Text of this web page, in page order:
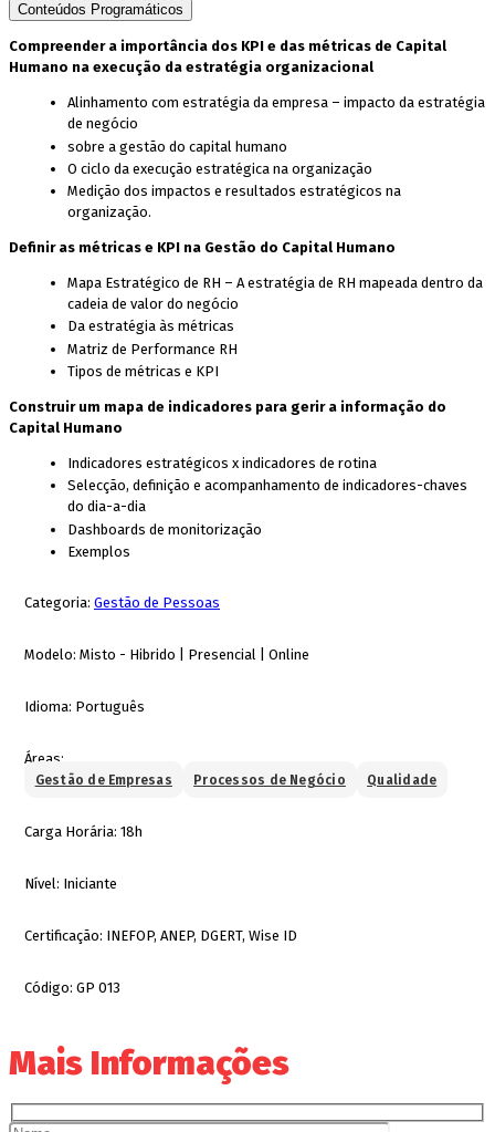
Conteúdos Programáticos
Compreender a importância dos KPI e das métricas de Capital
Humano na execução da estratégia organizacional
Alinhamento com estratégia da empresa – impacto da estratégia
de negócio
sobre a gestão do capital humano
O ciclo da execução estratégica na organização
Medição dos impactos e resultados estratégicos na
organização.
Definir as métricas e KPI na Gestão do Capital Humano
Mapa Estratégico de RH – A estratégia de RH mapeada dentro da
cadeia de valor do negócio
Da estratégia às métricas
Matriz de Performance RH
Tipos de métricas e KPI
Construir um mapa de indicadores para gerir a informação do
Capital Humano
Indicadores estratégicos x indicadores de rotina
Selecção, definição e acompanhamento de indicadores-chaves
do dia-a-dia
Dashboards de monitorização
Exemplos
Categoria: Gestão de Pessoas
Modelo: Misto - Hibrido | Presencial | Online
Idioma: Português
Áreas:
Gestão de Empresas Processos de Negócio Qualidade
Carga Horária: 18h
Nível: Iniciante
Certificação: INEFOP, ANEP, DGERT, Wise ID
Código: GP 013
Mais Informações